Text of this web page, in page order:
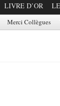
LIVRE D’OR
Merci Collègues